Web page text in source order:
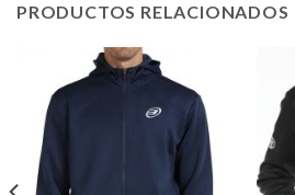
PRODUCTOS RELACIONADOS